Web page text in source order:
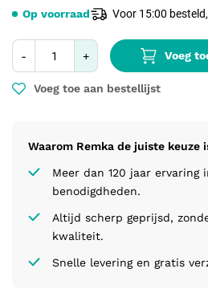
- + Voeg
Voeg toe aan bestellijst
Waarom Remka de juiste keuze
Meer dan 120 jaar ervaring
benodigdheden.
Altijd scherp geprijsd,
kwaliteit.
Snelle levering en gratis
Op voorraad Voor 15:00